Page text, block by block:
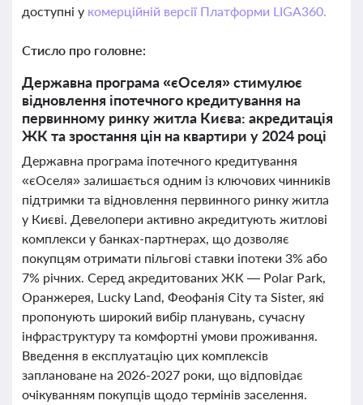
доступні у комерційній версії Платформи LIGA360.
Стисло про головне:
Державна програма «єОселя» стимулює
відновлення іпотечного кредитування на
первинному ринку житла Києва: акредитація
ЖК та зростання цін на квартири у 2024 році
Державна програма іпотечного кредитування
«єОселя» залишається одним із ключових чинників
підтримки та відновлення первинного ринку житла
у Києві. Девелопери активно акредитують житлові
комплекси у банках-партнерах, що дозволяє
покупцям отримати пільгові ставки іпотеки 3% або
7% річних. Серед акредитованих ЖК — Polar Park,
Оранжерея, Lucky Land, Феофанія City та Sister, які
пропонують широкий вибір планувань, сучасну
інфраструктуру та комфортні умови проживання.
Введення в експлуатацію цих комплексів
заплановане на 2026-2027 роки, що відповідає
очікуванням покупців щодо термінів заселення.